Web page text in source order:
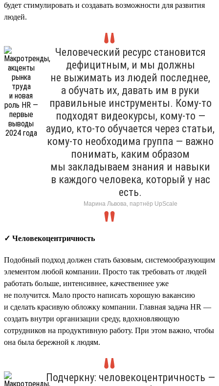
будет стимулировать и создавать возможности для развития
людей.
Человеческий ресурс становится
дефицитным, и мы должны
не выжимать из людей последнее,
а обучать их, давать им в руки
правильные инструменты. Кому-то
подходят видеокурсы, кому-то —
аудио, кто-то обучается через статьи,
кому-то необходима группа — важно
понимать, каким образом
мы закладываем знания и навыки
в каждого человека, который у нас
есть.
Марина Львова, партнёр UpScale
✓ Человекоцентричность
Подобный подход должен стать базовым, системообразующим
элементом любой компании. Просто так требовать от людей
работать больше, интенсивнее, качественнее уже
не получится. Мало просто написать хорошую вакансию
и сделать красивую обложку компании. Главная задача HR —
создать внутри организации среду, вдохновляющую
сотрудников на продуктивную работу. При этом важно, чтобы
она была бережной к людям.
Подчеркну: человекоцентричность —